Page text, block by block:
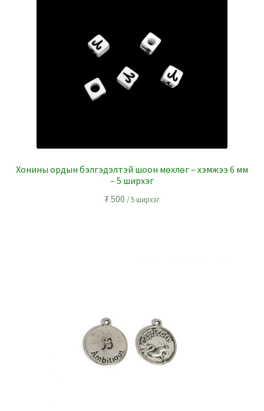
Хонины ордын бэлгэдэлтэй шоон мөхлөг – хэмжээ 6 мм
– 5 ширхэг
₮500 / 5 ширхэг